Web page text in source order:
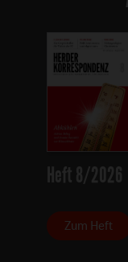
Heft 8/2026
Zum Heft